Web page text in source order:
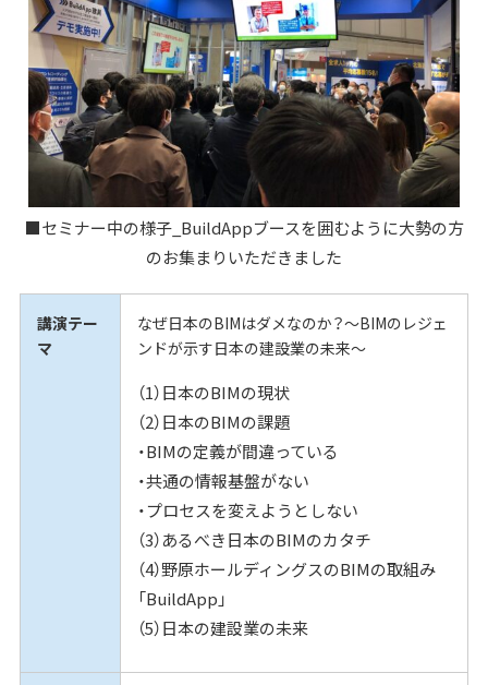
■セミナー中の様子_BuildAppブースを囲むように大勢の方
のお集まりいただきました
講演テー
マ
なぜ日本のBIMはダメなのか？～BIMのレジェ
ンドが示す日本の建設業の未来〜
（1）日本のBIMの現状
（2）日本のBIMの課題
・BIMの定義が間違っている
・共通の情報基盤がない
・プロセスを変えようとしない
（3）あるべき日本のBIMのカタチ
（4）野原ホールディングスのBIMの取組み
「BuildApp」
（5）日本の建設業の未来